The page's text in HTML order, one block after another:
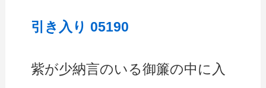
引き入り 05190
紫が少納言のいる御簾の中に入